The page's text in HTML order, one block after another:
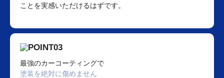
ことを実感いただけるはずです。
最強のカーコーティングで
塗装を絶対に傷めません